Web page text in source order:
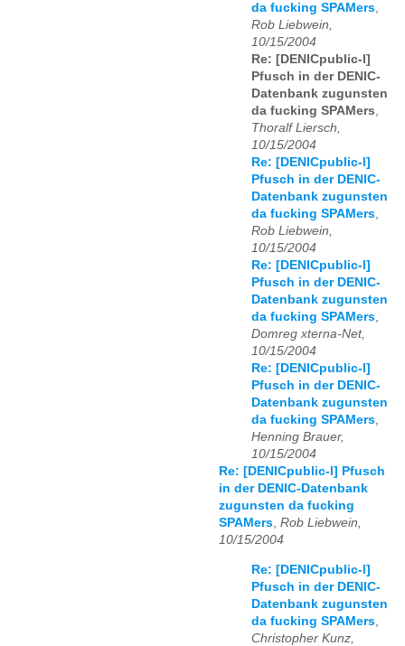
da fucking SPAMers,
Rob Liebwein,
10/15/2004
Re: [DENICpublic-l]
Pfusch in der DENIC-
Datenbank zugunsten
da fucking SPAMers,
Thoralf Liersch,
10/15/2004
Re: [DENICpublic-l]
Pfusch in der DENIC-
Datenbank zugunsten
da fucking SPAMers,
Rob Liebwein,
10/15/2004
Re: [DENICpublic-l]
Pfusch in der DENIC-
Datenbank zugunsten
da fucking SPAMers,
Domreg xterna-Net,
10/15/2004
Re: [DENICpublic-l]
Pfusch in der DENIC-
Datenbank zugunsten
da fucking SPAMers,
Henning Brauer,
10/15/2004
Re: [DENICpublic-l] Pfusch
in der DENIC-Datenbank
zugunsten da fucking
SPAMers, Rob Liebwein,
10/15/2004
Re: [DENICpublic-l]
Pfusch in der DENIC-
Datenbank zugunsten
da fucking SPAMers
Christopher Kunz,